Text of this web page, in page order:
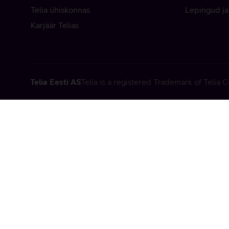
Telia ühiskonnas
Karjäär Telias
Lepingud
Telia Eesti ASTelia is a registered Trademark of Telia